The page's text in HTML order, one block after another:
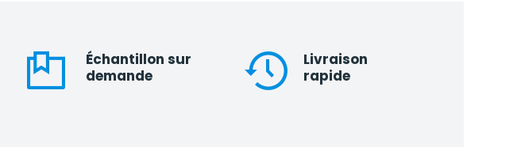
Échantillon sur
demande
Livraison
rapide